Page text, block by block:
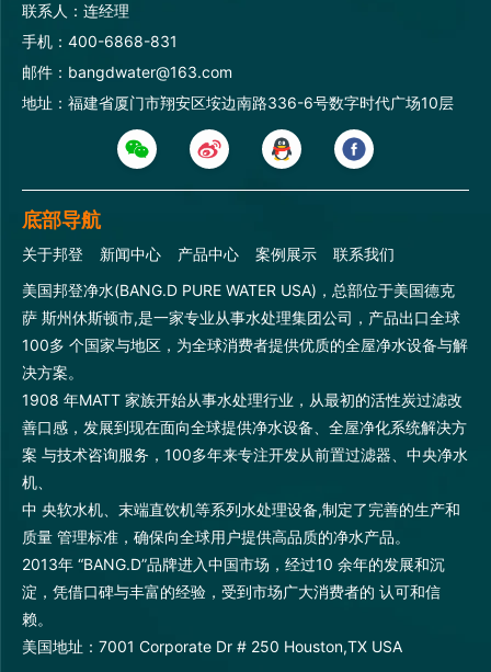
联系人：连经理
手机：400-6868-831
邮件：bangdwater@163.com
地址：福建省厦门市翔安区垵边南路336-6号数字时代广场10层
底部导航
关于邦登 新闻中心 产品中心 案例展示
联系我们
美国邦登净水(BANG.D PURE WATER USA)，总部位于美国德克
萨 斯州休斯顿市,是一家专业从事水处理集团公司，产品出口全球
100多 个国家与地区，为全球消费者提供优质的全屋净水设备与解
决方案。
1908 年MATT 家族开始从事水处理行业，从最初的活性炭过滤改
善口感，发展到现在面向全球提供净水设备、全屋净化系统解决方
案 与技术咨询服务，100多年来专注开发从前置过滤器、中央净水
机、
中 央软水机、末端直饮机等系列水处理设备,制定了完善的生产和
质量 管理标准，确保向全球用户提供高品质的净水产品。
2013年 “BANG.D”品牌进入中国市场，经过10 余年的发展和沉
淀，凭借口碑与丰富的经验，受到市场广大消费者的 认可和信
赖。
美国地址：7001 Corporate Dr # 250 Houston,TX USA